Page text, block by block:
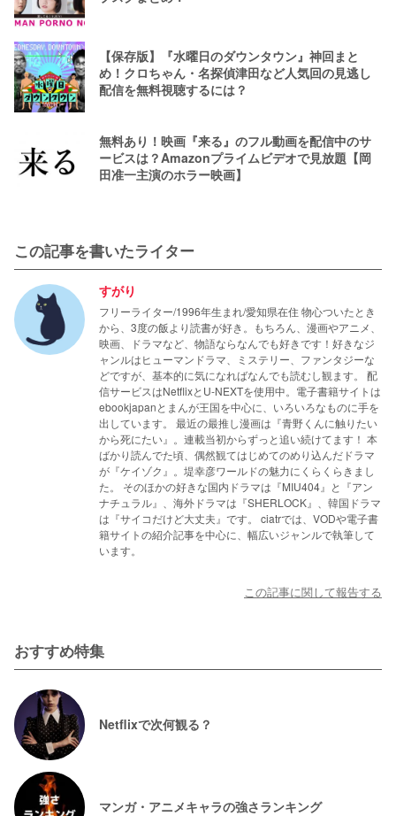
【保存版】『水曜日のダウンタウン』神回まと
め！クロちゃん・名探偵津田など人気回の見逃し
配信を無料視聴するには？
無料あり！映画『来る』のフル動画を配信中のサ
ービスは？Amazonプライムビデオで見放題【岡
田准一主演のホラー映画】
この記事を書いたライター
すがり
フリーライター/1996年生まれ/愛知県在住 物心ついたとき
から、3度の飯より読書が好き。もちろん、漫画やアニメ、
映画、ドラマなど、物語ならなんでも好きです！好きなジ
ャンルはヒューマンドラマ、ミステリー、ファンタジーな
どですが、基本的に気になればなんでも読むし観ます。 配
信サービスはNetflixとU-NEXTを使用中。電子書籍サイトは
ebookjapanとまんが王国を中心に、いろいろなものに手を
出しています。 最近の最推し漫画は『青野くんに触りたい
から死にたい』。連載当初からずっと追い続けてます！ 本
ばかり読んでた頃、偶然観てはじめてのめり込んだドラマ
が『ケイゾク』。堤幸彦ワールドの魅力にくらくらきまし
た。 そのほかの好きな国内ドラマは『MIU404』と『アン
ナチュラル』、海外ドラマは『SHERLOCK』、韓国ドラマ
は『サイコだけど大丈夫』です。 ciatrでは、VODや電子書
籍サイトの紹介記事を中心に、幅広いジャンルで執筆して
います。
この記事に関して報告する
おすすめ特集
Netflixで次何観る？
マンガ・アニメキャラの強さランキング